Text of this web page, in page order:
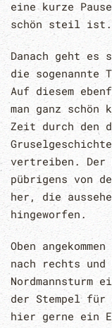
eine kurze
schön steil ist.
Danach geht es
die sogenannte
Auf diesem
man ganz
Zeit durch den
vertreiben. Der
pübrigens von
her, die
hingeworfen.
Oben
nach rechts und
Nordmannsturm
der Stempel für
hier gerne ein